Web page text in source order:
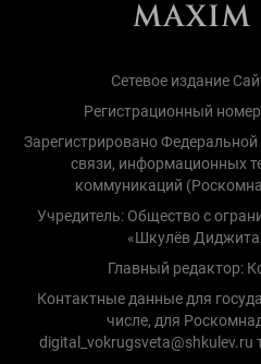
Сетевое издание
Регистрационный
Зарегистрировано
связи, информационных
коммуникаций
Учредитель: Общество с
«Шкулёв
Главный редактор:
Контактные данные для
числе, для
digital_vokrugsveta@shkulev.ru